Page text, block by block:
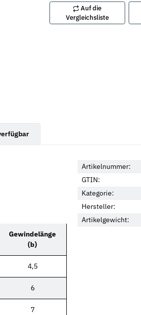
Auf die
Vergleichsliste
Gewindelänge
(b)
4,5
6
7
Artikelnummer:
GTIN:
Kategorie:
Hersteller:
Artikelgewicht: